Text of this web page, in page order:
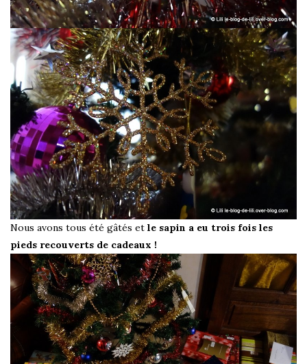
Nous avons tous été gâtés et le sapin a eu trois fois les
pieds recouverts de cadeaux !